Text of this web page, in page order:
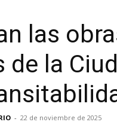
las
de la
- 22 de noviembre de 2025